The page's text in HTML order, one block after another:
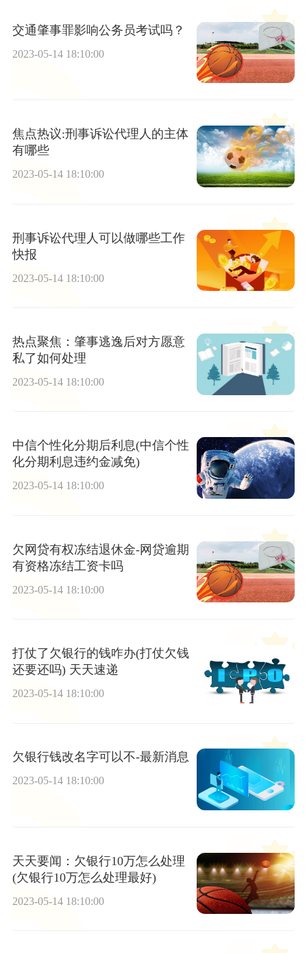
交通肇事罪影响公务员考试吗？
2023-05-14 18:10:00
焦点热议:刑事诉讼代理人的主体
有哪些
2023-05-14 18:10:00
刑事诉讼代理人可以做哪些工作
快报
2023-05-14 18:10:00
热点聚焦：肇事逃逸后对方愿意
私了如何处理
2023-05-14 18:10:00
中信个性化分期后利息(中信个性
化分期利息违约金减免)
2023-05-14 18:10:00
欠网贷有权冻结退休金-网贷逾期
有资格冻结工资卡吗
2023-05-14 18:10:00
打仗了欠银行的钱咋办(打仗欠钱
还要还吗) 天天速递
2023-05-14 18:10:00
欠银行钱改名字可以不-最新消息
2023-05-14 18:10:00
天天要闻：欠银行10万怎么处理
(欠银行10万怎么处理最好)
2023-05-14 18:10:00